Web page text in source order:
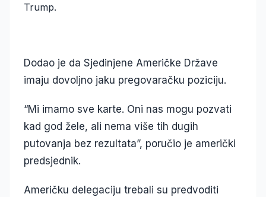
Trump.
Dodao je da Sjedinjene Američke Države
imaju dovoljno jaku pregovaračku poziciju.
“Mi imamo sve karte. Oni nas mogu pozvati
kad god žele, ali nema više tih dugih
putovanja bez rezultata”, poručio je američki
predsjednik.
Američku delegaciju trebali su predvoditi